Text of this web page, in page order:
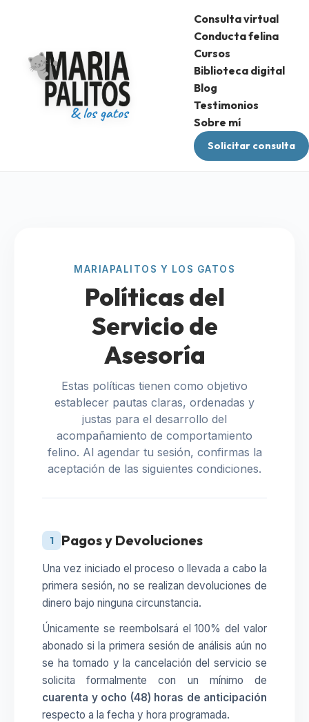
Consulta virtual
Conducta felina
Cursos
Biblioteca digital
Blog
Testimonios
Sobre mí
Solicitar consulta
MARIAPALITOS Y LOS GATOS
Políticas del
Servicio de
Asesoría
Estas políticas tienen como objetivo
establecer pautas claras, ordenadas y
justas para el desarrollo del
acompañamiento de comportamiento
felino. Al agendar tu sesión, confirmas la
aceptación de las siguientes condiciones.
1 Pagos y Devoluciones
Una vez iniciado el proceso o llevada a cabo la
primera sesión, no se realizan devoluciones de
dinero bajo ninguna circunstancia.
Únicamente se reembolsará el 100% del valor
abonado si la primera sesión de análisis aún no
se ha tomado y la cancelación del servicio se
solicita formalmente con un mínimo de
cuarenta y ocho (48) horas de anticipación
respecto a la fecha y hora programada.